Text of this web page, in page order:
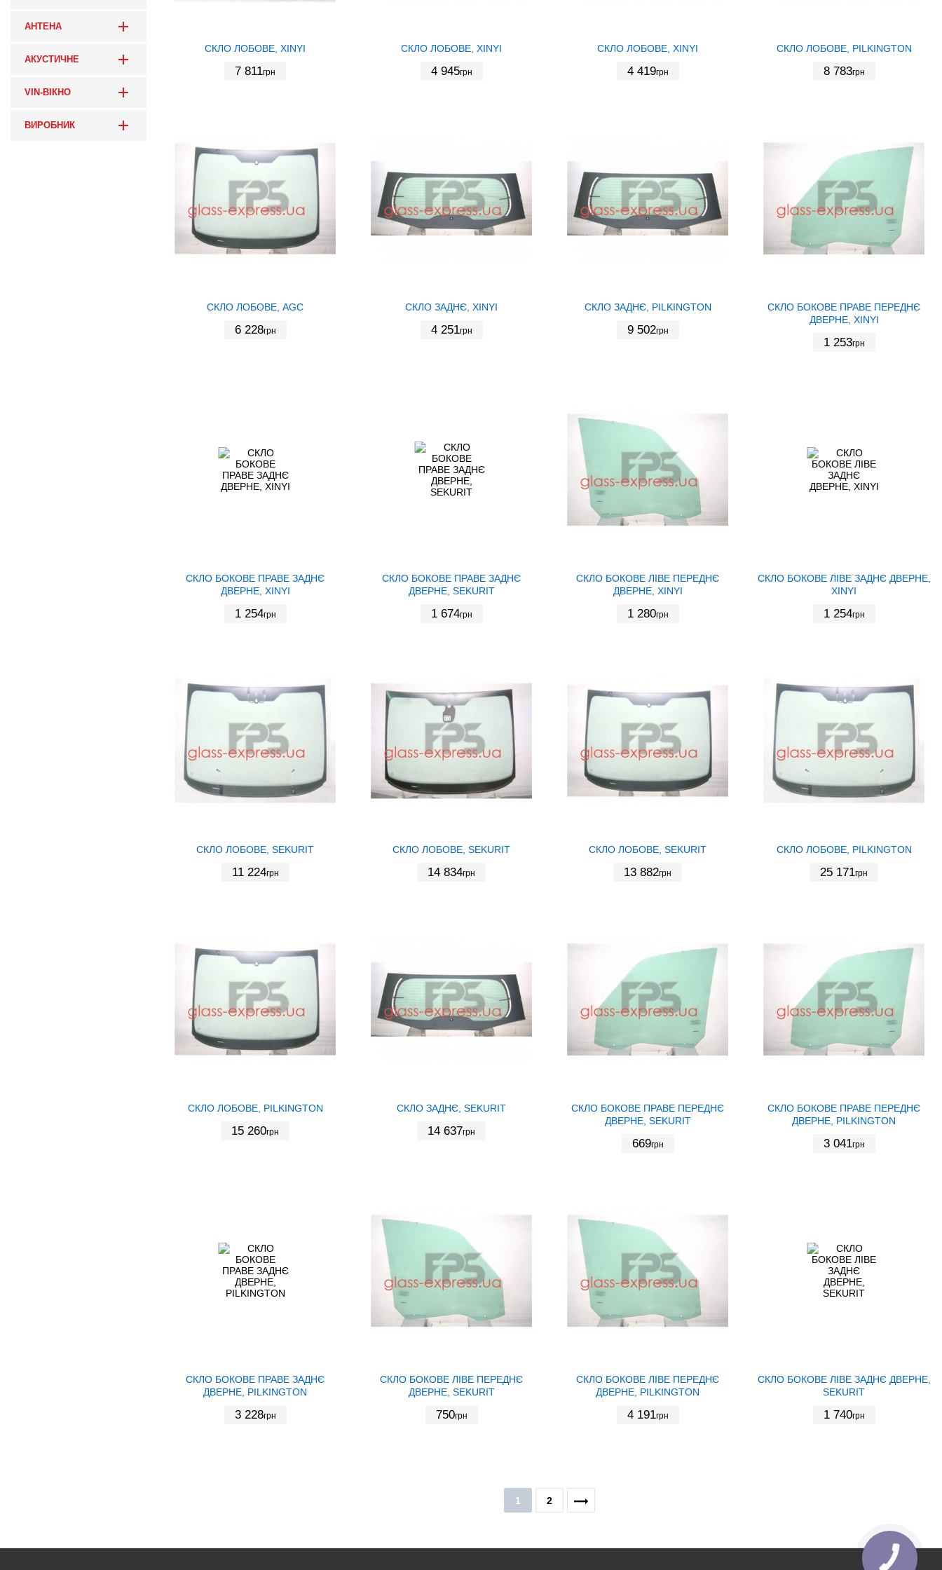
АНТЕНА
АКУСТИЧНЕ
VIN-ВІКНО
ВИРОБНИК
СКЛО ЛОБОВЕ, XINYI
7 811грн
СКЛО ЛОБОВЕ, XINYI
4 945грн
СКЛО ЛОБОВЕ, XINYI
4 419грн
СКЛО ЛОБОВЕ, PILKINGTON
8 783грн
СКЛО ЛОБОВЕ, AGC
6 228грн
СКЛО ЗАДНЄ, XINYI
4 251грн
СКЛО ЗАДНЄ, PILKINGTON
9 502грн
СКЛО БОКОВЕ ПРАВЕ ПЕРЕДНЄ
ДВЕРНЕ, XINYI
1 253грн
СКЛО БОКОВЕ ПРАВЕ ЗАДНЄ
ДВЕРНЕ, XINYI
1 254грн
СКЛО БОКОВЕ ПРАВЕ ЗАДНЄ
ДВЕРНЕ, SEKURIT
1 674грн
СКЛО БОКОВЕ ЛІВЕ ПЕРЕДНЄ
ДВЕРНЕ, XINYI
1 280грн
СКЛО БОКОВЕ ЛІВЕ ЗАДНЄ ДВЕРНЕ,
XINYI
1 254грн
СКЛО ЛОБОВЕ, SEKURIT
11 224грн
СКЛО ЛОБОВЕ, SEKURIT
14 834грн
СКЛО ЛОБОВЕ, SEKURIT
13 882грн
СКЛО ЛОБОВЕ, PILKINGTON
25 171грн
СКЛО ЛОБОВЕ, PILKINGTON
15 260грн
СКЛО ЗАДНЄ, SEKURIT
14 637грн
СКЛО БОКОВЕ ПРАВЕ ПЕРЕДНЄ
ДВЕРНЕ, SEKURIT
669грн
СКЛО БОКОВЕ ПРАВЕ ПЕРЕДНЄ
ДВЕРНЕ, PILKINGTON
3 041грн
СКЛО БОКОВЕ ПРАВЕ ЗАДНЄ
ДВЕРНЕ, PILKINGTON
3 228грн
СКЛО БОКОВЕ ЛІВЕ ПЕРЕДНЄ
ДВЕРНЕ, SEKURIT
750грн
СКЛО БОКОВЕ ЛІВЕ ПЕРЕДНЄ
ДВЕРНЕ, PILKINGTON
4 191грн
СКЛО БОКОВЕ ЛІВЕ ЗАДНЄ ДВЕРНЕ,
SEKURIT
1 740грн
1 2